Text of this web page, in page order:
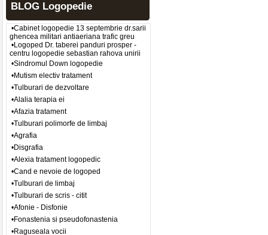
BLOG Logopedie
•Cabinet logopedie 13 septembrie dr.sarii
ghencea militari antiaeriana trafic greu
•Logoped Dr. taberei panduri prosper -
centru logopedie sebastian rahova unirii
•Sindromul Down logopedie
•Mutism electiv tratament
•Tulburari de dezvoltare
•Alalia terapia ei
•Afazia tratament
•Tulburari polimorfe de limbaj
•Agrafia
•Disgrafia
•Alexia tratament logopedic
•Cand e nevoie de logoped
•Tulburari de limbaj
•Tulburari de scris - citit
•Afonie - Disfonie
•Fonastenia si pseudofonastenia
•Raguseala vocii